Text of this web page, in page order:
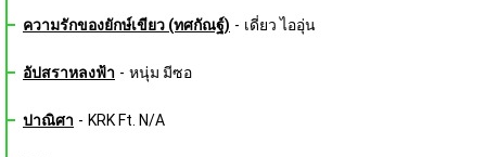
ความรักของยักษ์เขียว (ทศกัณฐ์) - เดี่ยว ไออุ่น
อัปสราหลงฟ้า - หนุ่ม มีซอ
ปาณิศา - KRK Ft. N/A